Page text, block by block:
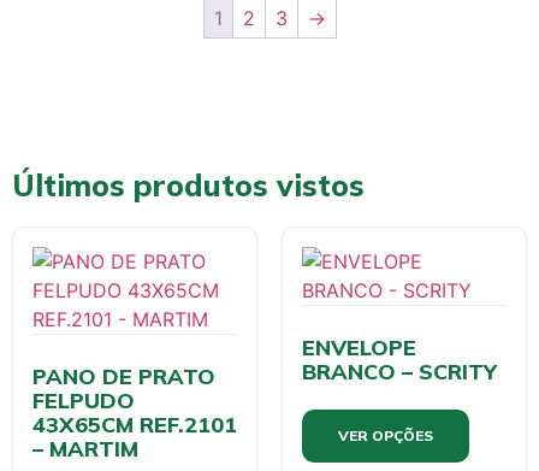
1 2 3 →
Últimos produtos vistos
PANO DE PRATO
FELPUDO
43X65CM REF.2101
– MARTIM
ENVELOPE
BRANCO – SCRITY
VER OPÇÕES